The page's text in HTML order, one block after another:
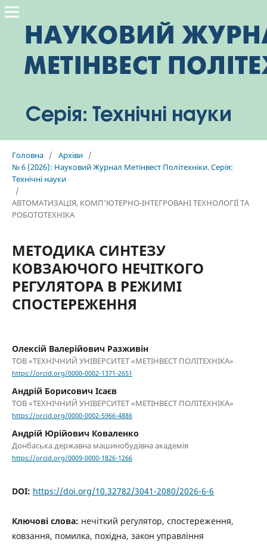
Головна / Архіви /
№ 6 (2026): Науковий Журнал Метінвест Політехніки. Серія:
Технічні науки
/
АВТОМАТИЗАЦІЯ, КОМП’ЮТЕРНО-ІНТЕГРОВАНІ ТЕХНОЛОГІЇ ТА
РОБОТОТЕХНІКА
МЕТОДИКА СИНТЕЗУ
КОВЗАЮЧОГО НЕЧІТКОГО
РЕГУЛЯТОРА В РЕЖИМІ
СПОСТЕРЕЖЕННЯ
Олексій Валерійович Разживін
ТОВ «ТЕХНІЧНИЙ УНІВЕРСИТЕТ «МЕТІНВЕСТ ПОЛІТЕХНІКА»
https://orcid.org/0000-0002-1371-2651
Андрій Борисович Ісаєв
ТОВ «ТЕХНІЧНИЙ УНІВЕРСИТЕТ «МЕТІНВЕСТ ПОЛІТЕХНІКА»
https://orcid.org/0000-0002-5966-4886
Андрій Юрійович Коваленко
Донбаська державна машинобудівна академія
https://orcid.org/0009-0000-1826-1266
DOI: https://doi.org/10.32782/3041-2080/2026-6-6
Ключові слова: нечіткий регулятор, спостереження,
ковзання, помилка, похідна, закон управління